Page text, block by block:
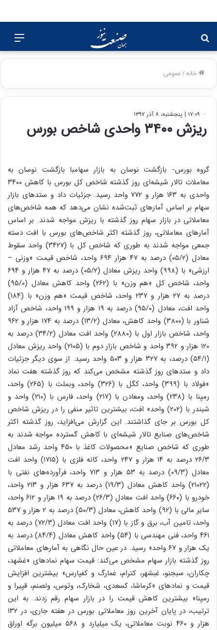
برای
خانه/عمومی
۱۷:۰۹ | پنجشنبه، ۸ آذر ۱۳۹۷
ریزش ۳۴۰۰ واحدی شاخص بورس
گروه بورس- بازگشت نوسان به بازار سهامبا بازگشت نوسان به
معاملات تالار شیشه‌ای روز گذشته شاخص کل بورس با کاهش ۳۴۰۰
واحدی به ۱۶۳ هزار و ۷۷۲ واحد رسید. جزئیات داد و ستدهای بازار
سهام بر اساس آمارهای ثبت‌شده نشان می‌دهد که همه شاخص‌های
معاملاتی در بازار سهام روز گذشته با ریزش مواجه شدند. بر اساس
آمارهای معاملاتی، روز گذشته اکثر شاخص‌های بورس با افت دسته
جمعی مواجه شدند به طوری که شاخص کل با (۳۴۲۷) واحد سقوط
معادل (۰۵/۲) درصد به ۴۷ هزار ۶۹۴ واحد، شاخص قیمت «وزنی –
ارزشی» با (۹۹۸) واحد ریزش معادل (۰۵/۲) درصد به ۴۷ هزار و ۶۹۴
واحد، شاخص کل «هم وزن» با (۲۶۲) واحد کاهش معادل (۹۵/۰)
درصد به ۲۷ هزار و ۲۳۷ واحد، شاخص قیمت «هم وزن» با (۱۸۴)
واحد افت، معادل (۹۵/۰) درصد به ۱۹ هزار و ۱۹۹ واحد، شاخص آزاد
شناور با (۳۸۰۰) واحد کاهش، معادل (۱۳/۲) درصد به ۱۷۴ هزار و ۹۶۲
واحد، شاخص بازار اول با (۲۸۸۰) واحد افت معادل (۳۴/۲) درصد به
۱۲۰ هزار و ۳۹۲ واحد و شاخص بازار دوم با (۲۱۰۵) واحد ریزش معادل
(۵۴/۱) درصد، به ۳۲۷ هزار و ۵۰۳ واحد رسید. از سوی دیگر جزئیات
داد و ستدهای روز گذشته مشخص می‌کند که روز گذشته هفت نماد
«فولاد با (۳۹۹) واحد، کگل با (۳۲۶) واحد، وبملت با (۲۶۵) واحد،
رمپنا با (۲۳۸) واحد، ومعادن با (۲۱۷) واحد، فارس با (۲۱۰) واحد و
شبندر با (۲۰۲) واحد» افت، بیشترین تاثیر منفی را در ریزش شاخص
کل بورس بر جای گذاشتند. این گزارش می‌افزاید، روز گذشته اکثر
شاخص‌های صنایع تالار شیشه‌ای با کاهش گسترده مواجه شدند به
طوری که شاخص صنایع «‌محصولات کاغذ با ۴۵۰ واحد رشد معادل
۲۶/۳ درصد به ۱۴ هزار و ۲۴۷ واحد، کانه فلزی با (۱۷۱۵) واحد افت
معادل (۰۹/۳) درصد به ۵۳ هزار و ۷۱۳ واحد، فرآورده‌های نفتی با
(۲۱۰۲۲) واحد کاهش معادل (۱۹/۳) درصد به ۶۳۷ هزار و ۲۱۳ واحد،
خودرو با (۶۶۰) واحد افت معادل (۲۶/۳) درصد به ۱۹ هزار و ۶۱۲ واحد،
سایر مالی با (۹۲) واحد کاهش، معادل (۵۰/۳) درصد به ۲ هزار و ۵۳۷
واحد، تامین آب، برق و گاز با (۱۷) واحد افت معادل (۷۲/۳) درصد به
۴۶۱ واحد، فنی مهندسی با (۵۴) واحد کاهش معادل (۸۴/۴) درصد به
یک هزار و ۶۷ واحد» رسید. در عین حال نگاهی به آمارهای معاملاتی
روز گذشته بازار سهام مشخص می‌کند: قیمت سهام نمادهای «غشهد،
چکاران، سبجنو، غبشهر، کترام، غمارگ و کفپارس» بیشترین افزایش
قیمت و نمادهای «کرماشا، کسعدی، شخارک، وتوس، ولصنم، قپیرا و
رمپنا» بیشترین کاهش قیمت را در بازار سهام رقم زدند. به این
ترتیب، در پایان آخرین روز معاملاتی بورس در هفته جاری، در ۱۳۲
هزار و ۴۶۰ نوبت معاملاتی، یک میلیارد و ۵۶۸ میلیون برگه اوراق